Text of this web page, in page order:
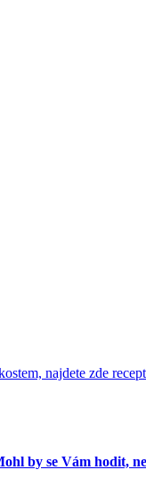
najdete zde
by se Vám hodit,